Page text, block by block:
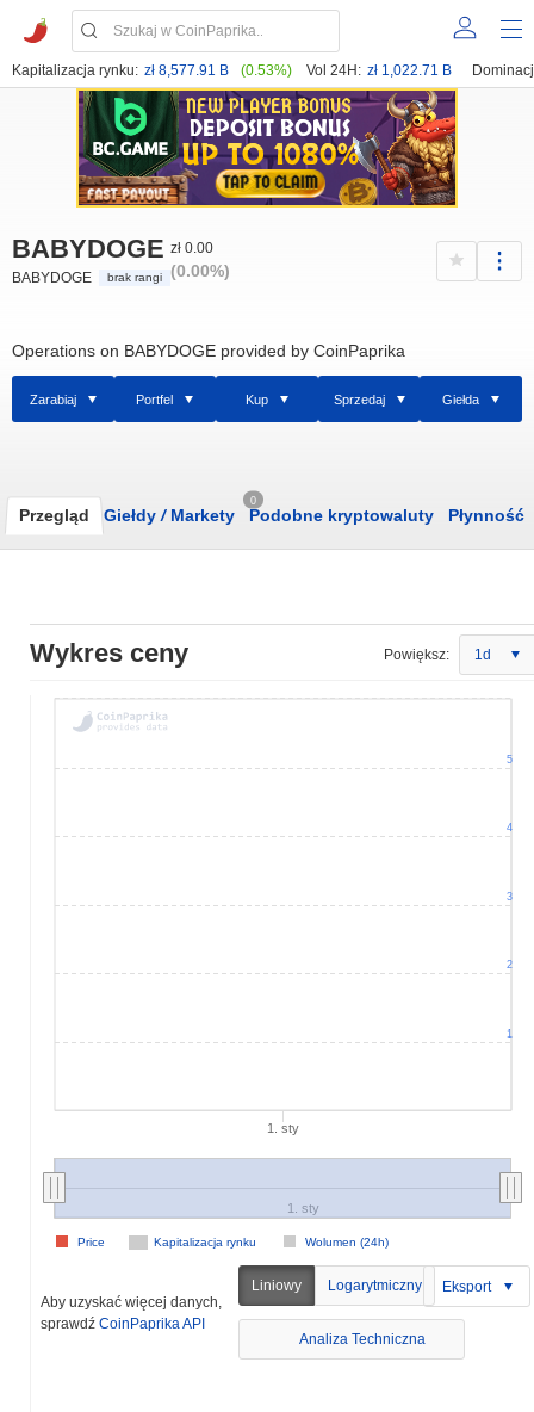
Kapitalizacja rynku: zł 8,577.91 B (0.53%) Vol 24H: zł 1,022.71 B
BABYDOGE
BABYDOGE brak rangi
zł 0.00
(0.00%)
Operations on BABYDOGE provided by CoinPaprika
Zarabiaj Portfel Kup Sprzedaj Giełda
Przegląd Giełdy /Markety
0
Podobne kryptowaluty Płynność
Wykres ceny Powiększ: 1d
1. sty
Kapitalizacja rynku Wolumen (24h)
Price
1. sty
1
2
3
4
5
Aby uzyskać więcej danych,
sprawdź CoinPaprika API
Liniowy Logarytmiczny Eksport
Analiza Techniczna